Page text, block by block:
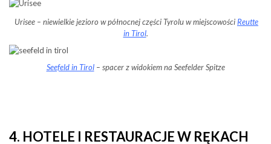
Urisee – niewielkie jezioro w północnej części Tyrolu w miejscowości Reutte
in Tirol.
Seefeld in Tirol – spacer z widokiem na Seefelder Spitze
4. HOTELE I RESTAURACJE W RĘKACH